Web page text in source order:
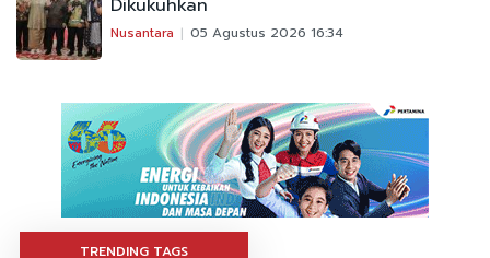
Dikukuhkan
Nusantara 05 Agustus 2026 16:34
TRENDING TAGS